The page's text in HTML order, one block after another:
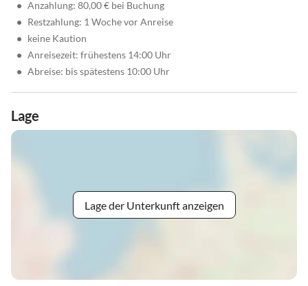
• Anzahlung: 80,00 € bei Buchung
• Restzahlung: 1 Woche vor Anreise
• keine Kaution
• Anreisezeit: frühestens 14:00 Uhr
• Abreise: bis spätestens 10:00 Uhr
Lage
Lage der Unterkunft anzeigen